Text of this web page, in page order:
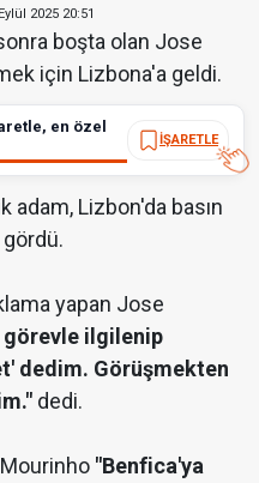
2025 20:51
boşta olan Jose
için Lizbona'a geldi.
en özel
İŞARETLE
adam, Lizbon'da basın
yapan Jose
görevle ilgilenip
dedim. Görüşmekten
dedi.
"Benfica'ya